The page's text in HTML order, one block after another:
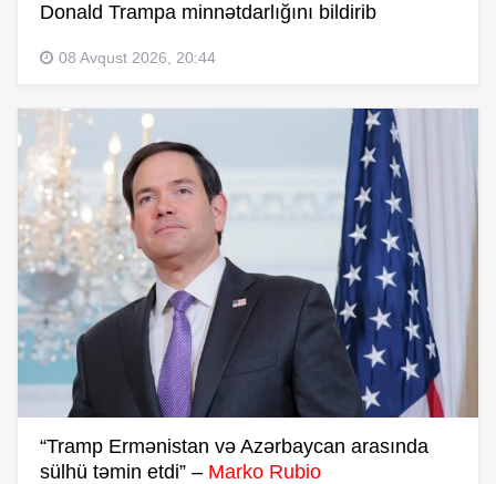
Donald Trampa minnətdarlığını bildirib
08 Avqust 2026, 20:44
“Tramp Ermənistan və Azərbaycan arasında
sülhü təmin etdi” – Marko Rubio